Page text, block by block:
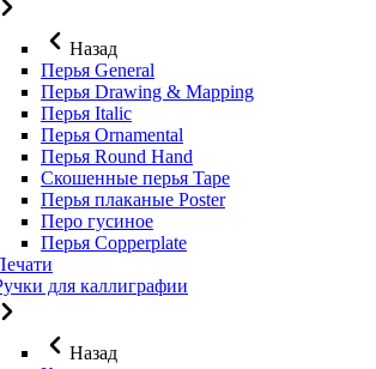
Назад
Перья General
Перья Drawing & Mapping
Перья Italic
Перья Ornamental
Перья Round Hand
Скошенные перья Tape
Перья плаканые Poster
Перо гусиное
Перья Copperplate
для каллиграфии
Назад